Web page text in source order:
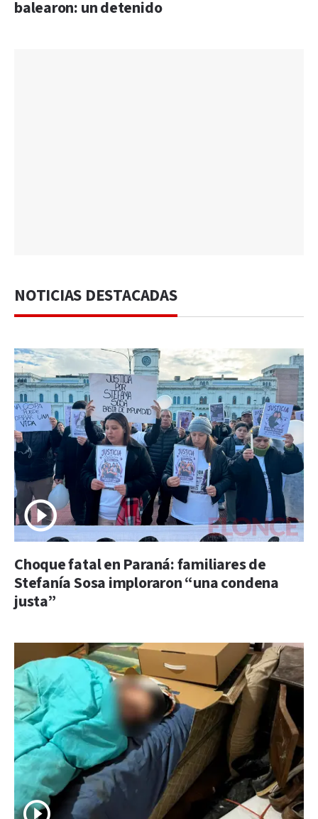
balearon: un detenido
NOTICIAS DESTACADAS
Choque fatal en Paraná: familiares de
Stefanía Sosa imploraron “una condena
justa”